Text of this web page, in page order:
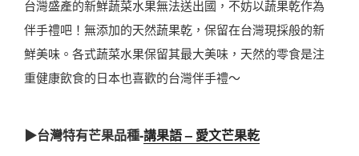
台灣盛產的新鮮蔬菜水果無法送出國，不妨以蔬果乾作為
伴手禮吧！無添加的天然蔬果乾，保留在台灣現採般的新
鮮美味。各式蔬菜水果保留其最大美味，天然的零食是注
重健康飲食的日本也喜歡的台灣伴手禮～
▶台灣特有芒果品種-講果語 – 愛文芒果乾